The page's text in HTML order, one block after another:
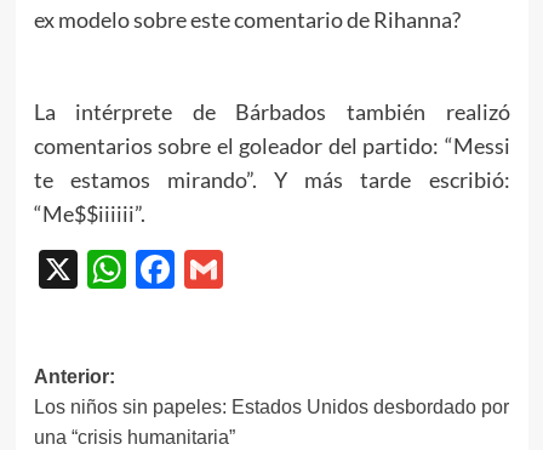
ex modelo sobre este comentario de Rihanna?
La intérprete de Bárbados también realizó
comentarios sobre el goleador del partido: “Messi
te estamos mirando”. Y más tarde escribió:
“Me$$iiiiii”.
X WhatsApp
Facebook
Gmail
Navegación
de
Anterior:
Los niños sin papeles: Estados Unidos desbordado por
una “crisis humanitaria”